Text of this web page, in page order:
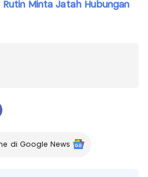
Rutin Minta Jatah Hubungan
di Google News